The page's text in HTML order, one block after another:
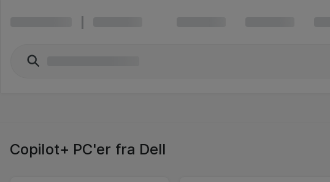
Copilot+ PC'er fra Dell